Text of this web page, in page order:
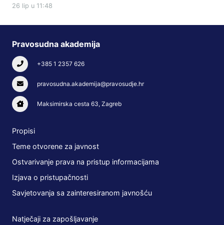
26 lip u 11:48
Pravosudna akademija
+385 1 2357 626
pravosudna.akademija@pravosudje.hr
Maksimirska cesta 63, Zagreb
Propisi
Teme otvorene za javnost
Ostvarivanje prava na pristup informacijama
Izjava o pristupačnosti
Savjetovanja sa zainteresiranom javnošću
Natječaji za zapošljavanje